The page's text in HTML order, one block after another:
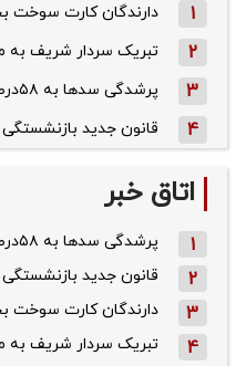
1 دارندگان کارت سوخت
2 تبریک سردار شریف به
3 پرشدگی سدها به ۵۸درصد رسید
4 قانون جدید
اتاق خبر
1 پرشدگی سدها به ۵۸درصد رسید
2 قانون جدید
3 دارندگان کارت سوخت
4 تبریک سردار شریف به